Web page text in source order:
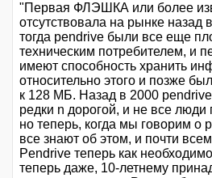
"Первая ФЛЭШКА или более
отсутствовала на рынке назад
тогда pendrive были все еще
техническим потребителем, и
имеют способность хранить
относительно этого и позже
к 128 МБ. Назад в 2000
редки n дорогой, и не все люди
но теперь, когда мы говорим
все знают об этом, и почти
Pendrive теперь как
теперь даже, 10-летнему